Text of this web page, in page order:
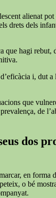
alienat
drets dels
que hagi
i, dut
que
de
dos
en forma
o bé